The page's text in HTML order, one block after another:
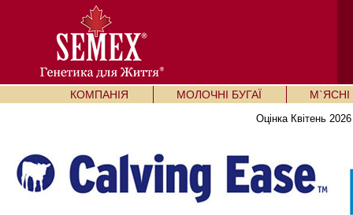
КОМПАНІЯ МОЛОЧНІ БУГАЇ М`ЯСНІ
Оцінка Квітень